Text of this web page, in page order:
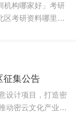
构哪家好」考研
考研资料哪里靠
征集公告
设计项目，打造密
动密云文化产业高